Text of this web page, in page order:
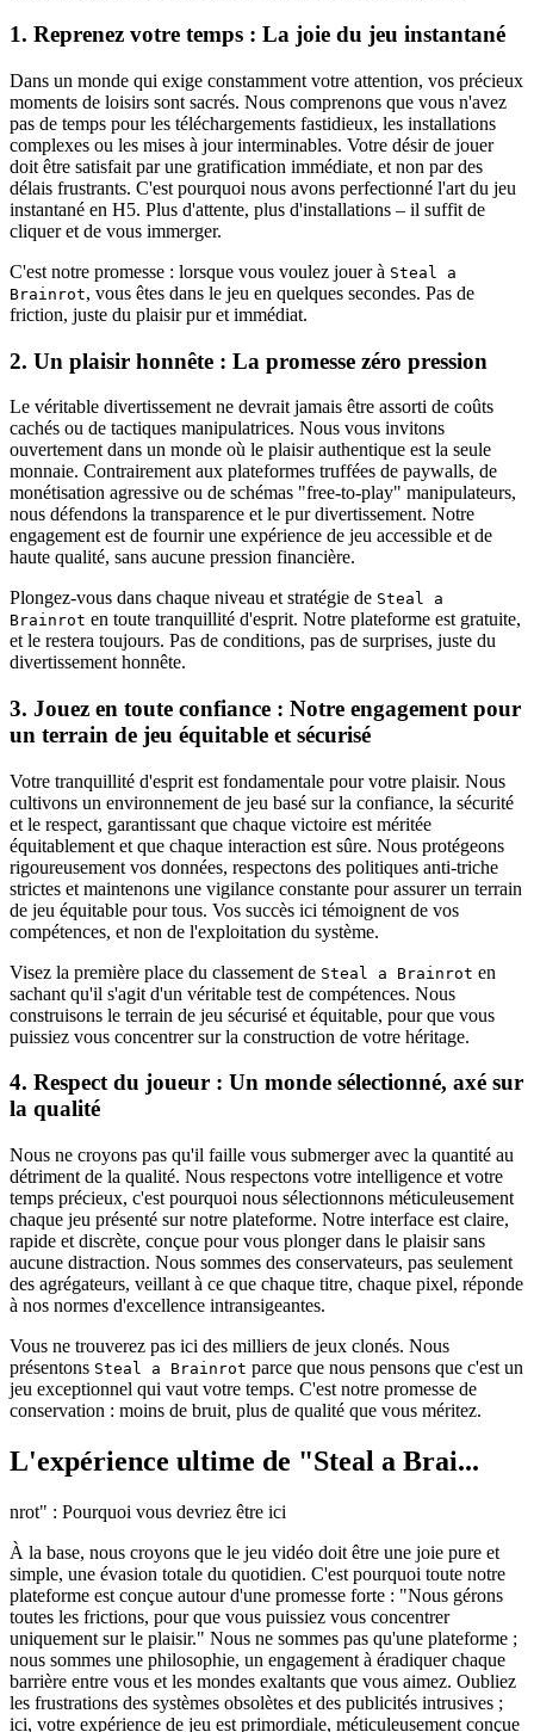
1. Reprenez votre temps : La joie du jeu instantané
Dans un monde qui exige constamment votre attention, vos précieux
moments de loisirs sont sacrés. Nous comprenons que vous n'avez
pas de temps pour les téléchargements fastidieux, les installations
complexes ou les mises à jour interminables. Votre désir de jouer
doit être satisfait par une gratification immédiate, et non par des
délais frustrants. C'est pourquoi nous avons perfectionné l'art du jeu
instantané en H5. Plus d'attente, plus d'installations – il suffit de
cliquer et de vous immerger.
C'est notre promesse : lorsque vous voulez jouer à Steal a
Brainrot, vous êtes dans le jeu en quelques secondes. Pas de
friction, juste du plaisir pur et immédiat.
2. Un plaisir honnête : La promesse zéro pression
Le véritable divertissement ne devrait jamais être assorti de coûts
cachés ou de tactiques manipulatrices. Nous vous invitons
ouvertement dans un monde où le plaisir authentique est la seule
monnaie. Contrairement aux plateformes truffées de paywalls, de
monétisation agressive ou de schémas "free-to-play" manipulateurs,
nous défendons la transparence et le pur divertissement. Notre
engagement est de fournir une expérience de jeu accessible et de
haute qualité, sans aucune pression financière.
Plongez-vous dans chaque niveau et stratégie de Steal a
Brainrot en toute tranquillité d'esprit. Notre plateforme est gratuite,
et le restera toujours. Pas de conditions, pas de surprises, juste du
divertissement honnête.
3. Jouez en toute confiance : Notre engagement pour
un terrain de jeu équitable et sécurisé
Votre tranquillité d'esprit est fondamentale pour votre plaisir. Nous
cultivons un environnement de jeu basé sur la confiance, la sécurité
et le respect, garantissant que chaque victoire est méritée
équitablement et que chaque interaction est sûre. Nous protégeons
rigoureusement vos données, respectons des politiques anti-triche
strictes et maintenons une vigilance constante pour assurer un terrain
de jeu équitable pour tous. Vos succès ici témoignent de vos
compétences, et non de l'exploitation du système.
Visez la première place du classement de Steal a Brainrot en
sachant qu'il s'agit d'un véritable test de compétences. Nous
construisons le terrain de jeu sécurisé et équitable, pour que vous
puissiez vous concentrer sur la construction de votre héritage.
4. Respect du joueur : Un monde sélectionné, axé sur
la qualité
Nous ne croyons pas qu'il faille vous submerger avec la quantité au
détriment de la qualité. Nous respectons votre intelligence et votre
temps précieux, c'est pourquoi nous sélectionnons méticuleusement
chaque jeu présenté sur notre plateforme. Notre interface est claire,
rapide et discrète, conçue pour vous plonger dans le plaisir sans
aucune distraction. Nous sommes des conservateurs, pas seulement
des agrégateurs, veillant à ce que chaque titre, chaque pixel, réponde
à nos normes d'excellence intransigeantes.
Vous ne trouverez pas ici des milliers de jeux clonés. Nous
présentons Steal a Brainrot parce que nous pensons que c'est un
jeu exceptionnel qui vaut votre temps. C'est notre promesse de
conservation : moins de bruit, plus de qualité que vous méritez.
L'expérience ultime de "Steal a Brai...
nrot" : Pourquoi vous devriez être ici
À la base, nous croyons que le jeu vidéo doit être une joie pure et
simple, une évasion totale du quotidien. C'est pourquoi toute notre
plateforme est conçue autour d'une promesse forte : "Nous gérons
toutes les frictions, pour que vous puissiez vous concentrer
uniquement sur le plaisir." Nous ne sommes pas qu'une plateforme ;
nous sommes une philosophie, un engagement à éradiquer chaque
barrière entre vous et les mondes exaltants que vous aimez. Oubliez
les frustrations des systèmes obsolètes et des publicités intrusives ;
ici, votre expérience de jeu est primordiale, méticuleusement conçue